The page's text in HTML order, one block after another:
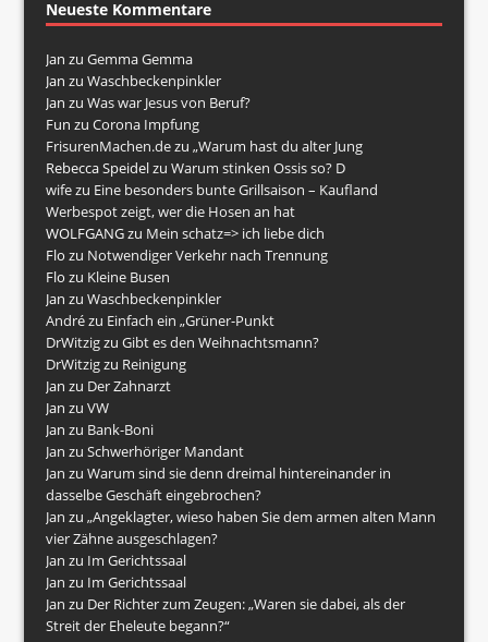
Neueste Kommentare
Jan zuGemma Gemma
Jan zuWaschbeckenpinkler
Jan zuWas war Jesus von Beruf?
Fun zuCorona Impfung
FrisurenMachen.dezu„Warum hast du alter Jung
Rebecca SpeidelzuWarum stinken Ossis so? D
wifezu Eine besonders bunte Grillsaison – Kaufland
Werbespot zeigt, wer die Hosen an hat
WOLFGANGzu Mein schatz=> ich liebe dich
Flo zu Notwendiger Verkehr nach Trennung
Flo zu Kleine Busen
Jan zuWaschbeckenpinkler
Andrézu Einfach ein „Grüner-Punkt
DrWitzigzuGibt es den Weihnachtsmann?
DrWitzigzu Reinigung
Jan zu Der Zahnarzt
Jan zuVW
Jan zu Bank-Boni
Jan zuSchwerhöriger Mandant
Jan zuWarum sind sie denn dreimal hintereinander in
dasselbe Geschäft eingebrochen?
Jan zu„Angeklagter, wieso haben Sie dem armen alten Mann
vier Zähne ausgeschlagen?
Jan zu Im Gerichtssaal
Jan zu Im Gerichtssaal
Jan zu Der Richter zum Zeugen: „Waren sie dabei, als der
Streit der Eheleute begann?“